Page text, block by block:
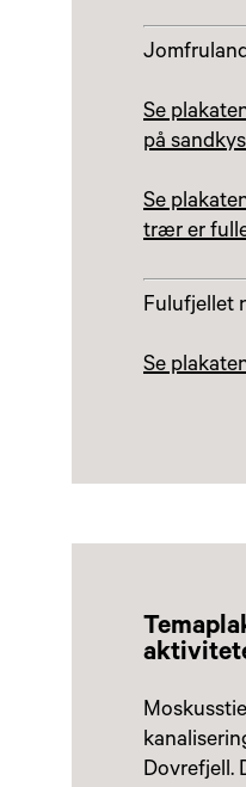
Se
på
Se
trær er
Fulufjellet
Se
Dovrefjell.